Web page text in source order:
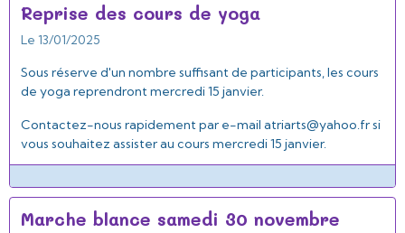
Reprise des cours de yoga
Le 13/01/2025
Sous réserve d'un nombre suffisant de participants, les cours
de yoga reprendront mercredi 15 janvier.
Contactez-nous rapidement par e-mail atriarts@yahoo.fr si
vous souhaitez assister au cours mercredi 15 janvier.
Marche blance samedi 30 novembre